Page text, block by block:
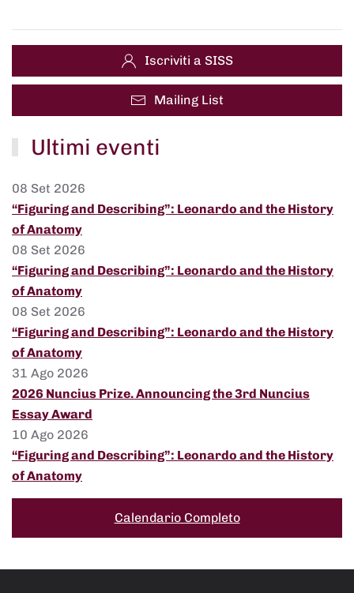
Iscriviti a SISS
Mailing List
Ultimi eventi
08 Set 2026
“Figuring and Describing”: Leonardo and the History
of Anatomy
08 Set 2026
“Figuring and Describing”: Leonardo and the History
of Anatomy
08 Set 2026
“Figuring and Describing”: Leonardo and the History
of Anatomy
31 Ago 2026
2026 Nuncius Prize. Announcing the 3rd Nuncius
Essay Award
10 Ago 2026
“Figuring and Describing”: Leonardo and the History
of Anatomy
Calendario Completo